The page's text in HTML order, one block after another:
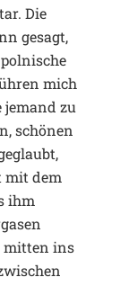
Die
gesagt,
mich
jemand zu
schönen
mit dem
ihm
mitten ins